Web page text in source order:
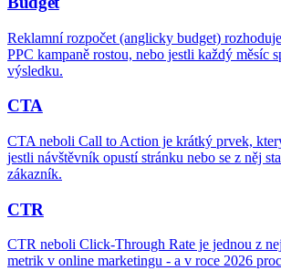
Reklamní rozpočet (anglicky budget)
PPC kampaně rostou, nebo jestli každý měsíc
výsledku.
CTA
CTA neboli Call to Action je krátký prvek,
jestli návštěvník opustí stránku nebo se z něj
zákazník.
CTR
CTR neboli Click-Through Rate je jednou z
metrik v online marketingu - a v roce 2026